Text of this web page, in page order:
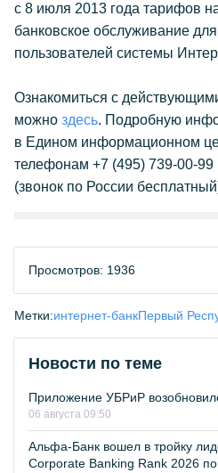
с 8 июля 2013 года тарифов
банковское обслуживание
пользователей системы
Ознакомиться с
можно здесь. Подробную
в Едином информационном
телефонам +7 (495) 739-00-99
(звонок по России
Просмотров: 1936
Метки:интернет-банкПервый
Новости по теме
Приложение УБРиР
06 августа 09:50
Альфа-Банк вошел в тройку
Corporate Banking Rank 2026